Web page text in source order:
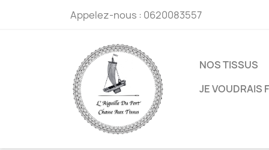
Appelez-nous : 0620083557
NOS TISSUS
JE VOUDRAIS